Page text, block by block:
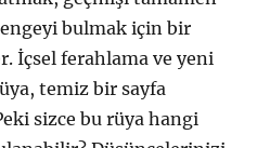
bulmak için bir
İçsel ferahlama ve yeni
temiz bir sayfa
sizce bu rüya hangi